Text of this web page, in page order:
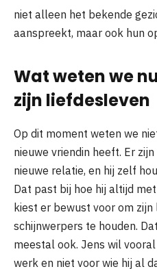
niet alleen het bekende
aanspreekt, maar ook hun
Wat weten we
zijn liefdesleven
Op dit moment weten we
nieuwe vriendin heeft. Er
nieuwe relatie, en hij zelf
Dat past bij hoe hij altijd
kiest er bewust voor om
schijnwerpers te houden.
meestal ook. Jens wil
werk en niet voor wie hij al